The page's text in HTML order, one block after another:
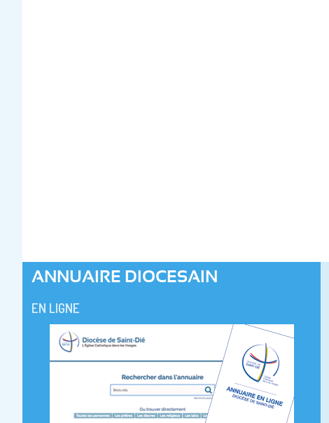
ANNUAIRE DIOCESAIN
EN LIGNE